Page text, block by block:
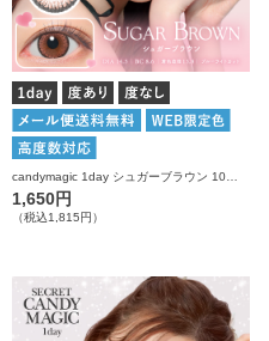
1,650円
（税込1,815円）